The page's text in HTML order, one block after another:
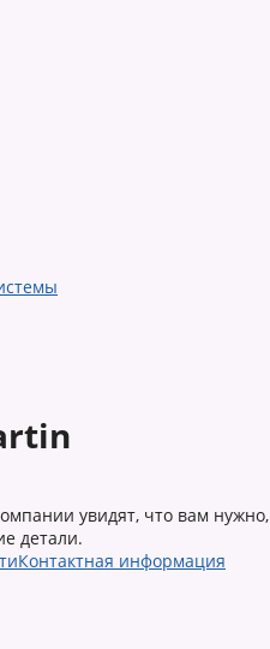
увидят, что вам нужно,
детали.
Контактная информация